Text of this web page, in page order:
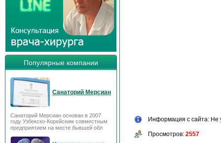
Популярные компании
Санаторий Мерсиан
Санаторий Мерсиан основан в 2007
году Узбекско-Корейским совместным
предприятием на месте бывшей обл
Информация с сайта: Не
Просмотров: 2557